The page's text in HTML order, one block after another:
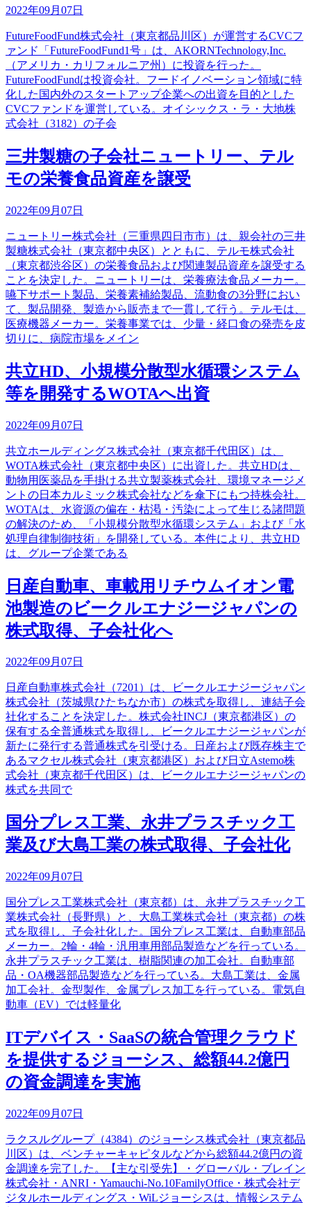
2022年09月07日
FutureFoodFund株式会社（東京都品川区）が運営するCVCフ
ァンド「FutureFoodFund1号」は、AKORNTechnology,Inc.
（アメリカ・カリフォルニア州）に投資を行った。
FutureFoodFundは投資会社。フードイノベーション領域に特
化した国内外のスタートアップ企業への出資を目的とした
CVCファンドを運営している。オイシックス・ラ・大地株
式会社（3182）の子会
三井製糖の子会社ニュートリー、テル
モの栄養食品資産を譲受
2022年09月07日
ニュートリー株式会社（三重県四日市市）は、親会社の三井
製糖株式会社（東京都中央区）とともに、テルモ株式会社
（東京都渋谷区）の栄養食品および関連製品資産を譲受する
ことを決定した。ニュートリーは、栄養療法食品メーカー。
嚥下サポート製品、栄養素補給製品、流動食の3分野におい
て、製品開発、製造から販売まで一貫して行う。テルモは、
医療機器メーカー。栄養事業では、少量・経口食の発売を皮
切りに、病院市場をメイン
共立HD、小規模分散型水循環システム
等を開発するWOTAへ出資
2022年09月07日
共立ホールディングス株式会社（東京都千代田区）は、
WOTA株式会社（東京都中央区）に出資した。共立HDは、
動物用医薬品を手掛ける共立製薬株式会社、環境マネージメ
ントの日本カルミック株式会社などを傘下にもつ持株会社。
WOTAは、水資源の偏在・枯渇・汚染によって生じる諸問題
の解決のため、「小規模分散型水循環システム」および「水
処理自律制御技術」を開発している。本件により、共立HD
は、グループ企業である
日産自動車、車載用リチウムイオン電
池製造のビークルエナジージャパンの
株式取得、子会社化へ
2022年09月07日
日産自動車株式会社（7201）は、ビークルエナジージャパン
株式会社（茨城県ひたちなか市）の株式を取得し、連結子会
社化することを決定した。株式会社INCJ（東京都港区）の
保有する全普通株式を取得し、ビークルエナジージャパンが
新たに発行する普通株式を引受ける。日産および既存株主で
あるマクセル株式会社（東京都港区）および日立Astemo株
式会社（東京都千代田区）は、ビークルエナジージャパンの
株式を共同で
国分プレス工業、永井プラスチック工
業及び大島工業の株式取得、子会社化
2022年09月07日
国分プレス工業株式会社（東京都）は、永井プラスチック工
業株式会社（長野県）と、大島工業株式会社（東京都）の株
式を取得し、子会社化した。国分プレス工業は、自動車部品
メーカー。2輪・4輪・汎用車用部品製造などを行っている。
永井プラスチック工業は、樹脂関連の加工会社。自動車部
品・OA機器部品製造などを行っている。大島工業は、金属
加工会社。金型製作、金属プレス加工を行っている。電気自
動車（EV）では軽量化
ITデバイス・SaaSの統合管理クラウド
を提供するジョーシス、総額44.2億円
の資金調達を実施
2022年09月07日
ラクスルグループ（4384）のジョーシス株式会社（東京都品
川区）は、ベンチャーキャピタルなどから総額44.2億円の資
金調達を完了した。【主な引受先】・グローバル・ブレイン
株式会社・ANRI・Yamauchi-No.10FamilyOffice・株式会社デ
ジタルホールディングス・WiLジョーシスは、情報システム